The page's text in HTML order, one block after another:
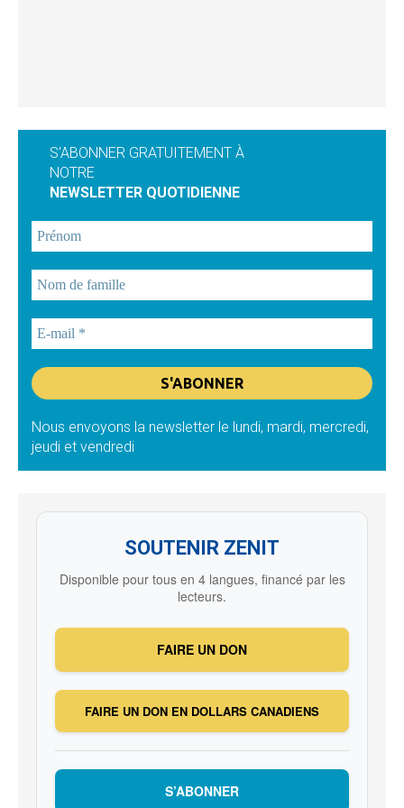
S'ABONNER GRATUITEMENT À
NOTRE
NEWSLETTER QUOTIDIENNE
Nous envoyons la newsletter le lundi, mardi, mercredi,
jeudi et vendredi
SOUTENIR ZENIT
Disponible pour tous en 4 langues, financé par les
lecteurs.
FAIRE UN DON
FAIRE UN DON EN DOLLARS CANADIENS
S’ABONNER